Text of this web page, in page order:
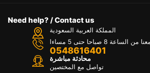
Need help? / Contact us
المملكة العربية السعودية
8 صباحا حتى 5 مساءا
0548616401
محادثة مباشرة
تواصل مع المختصين